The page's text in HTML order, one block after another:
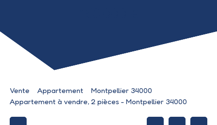
Vente Appartement
Montpellier 34000
Appartement à vendre, 2 pièces - Montpellier 34000